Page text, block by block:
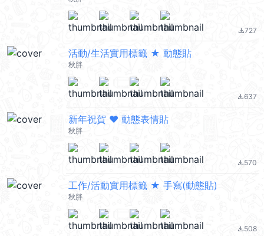
file_download727
活動/生活實用標籤 ★ 動態貼
秋胖
file_download637
新年祝賀 ❤ 動態表情貼
秋胖
file_download570
工作/活動實用標籤 ★ 手寫(動態貼)
秋胖
file_download508